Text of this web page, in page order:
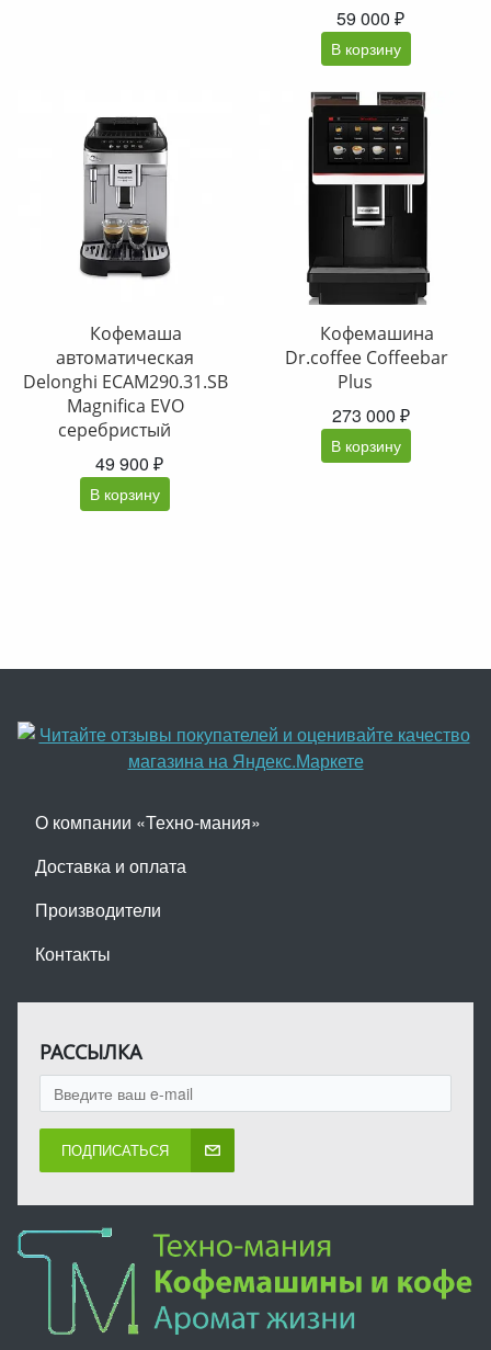
59 000 ₽
В корзину
Кофемаша
автоматическая
Delonghi ECAM290.31.SB
Magnifica EVO
серебристый
49 900 ₽
В корзину
Кофемашина
Dr.coffee Coffeebar
Plus
273 000 ₽
В корзину
О компании «Техно-мания»
Доставка и оплата
Производители
Контакты
РАССЫЛКА
ПОДПИСАТЬСЯ